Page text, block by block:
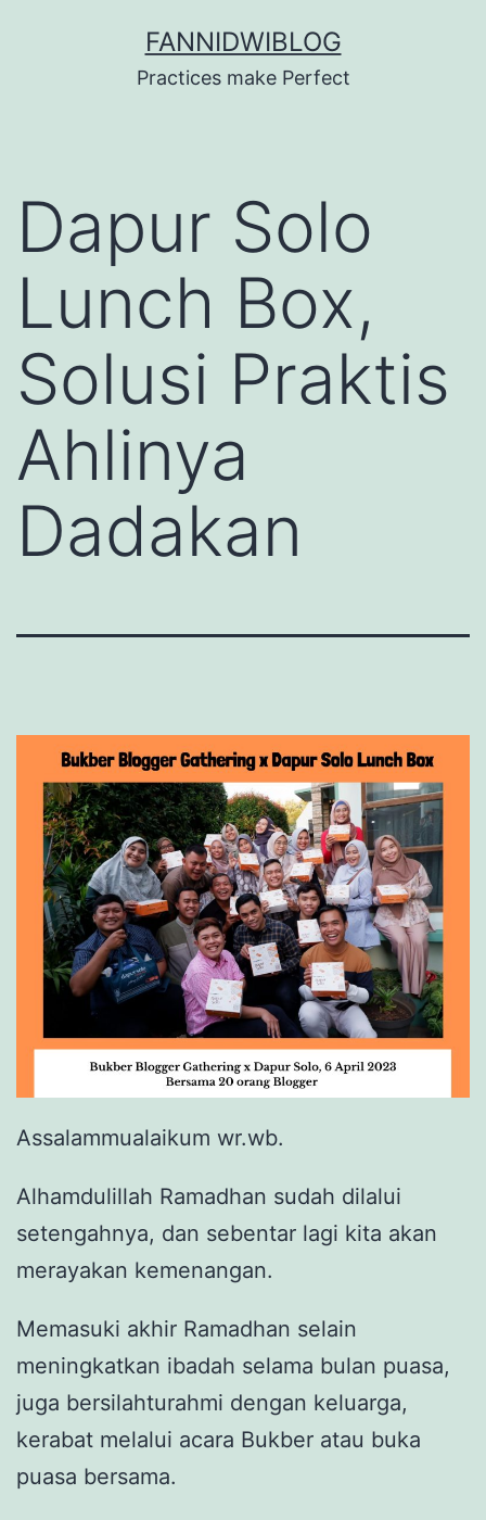
FANNIDWIBLOG
Practices make Perfect
Dapur Solo
Lunch Box,
Solusi Praktis
Ahlinya
Dadakan
Assalammualaikum wr.wb.
Alhamdulillah Ramadhan sudah dilalui
setengahnya, dan sebentar lagi kita akan
merayakan kemenangan.
Memasuki akhir Ramadhan selain
meningkatkan ibadah selama bulan puasa,
juga bersilahturahmi dengan keluarga,
kerabat melalui acara Bukber atau buka
puasa bersama.